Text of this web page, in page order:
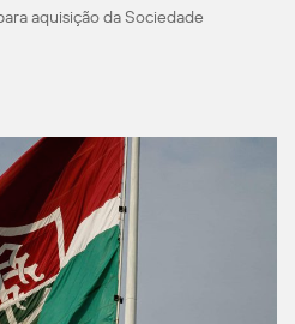
aquisição da Sociedade